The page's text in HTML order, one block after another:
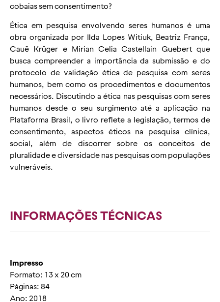
cobaias sem consentimento?
Ética em pesquisa envolvendo seres humanos é uma
obra organizada por Ilda Lopes Witiuk, Beatriz França,
Cauê Krüger e Mirian Celia Castellain Guebert que
busca compreender a importância da submissão e do
protocolo de validação ética de pesquisa com seres
humanos, bem como os procedimentos e documentos
necessários. Discutindo a ética nas pesquisas com seres
humanos desde o seu surgimento até a aplicação na
Plataforma Brasil, o livro reflete a legislação, termos de
consentimento, aspectos éticos na pesquisa clínica,
social, além de discorrer sobre os conceitos de
pluralidade e diversidade nas pesquisas com populações
vulneráveis.
INFORMAÇÕES TÉCNICAS
Impresso
Formato: 13 x 20 cm
Páginas: 84
Ano: 2018